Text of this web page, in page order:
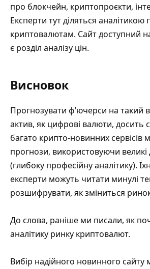
про блокчейн, криптопроєкти,
Експерти тут діляться
криптовалютам. Сайт доступний
є розділ аналізу цін.
Висновок
Прогнозувати ф’ючерси на такий
актив, як цифрові валюти, досить
багато крипто-новинних сервісів
прогнози, використовуючи великі
(глибоку професійну аналітику).
експерти можуть читати минулі
розшифрувати, як зміниться
До слова, раніше ми писали, як
аналітику ринку криптовалют.
Вибір надійного новинного сайту